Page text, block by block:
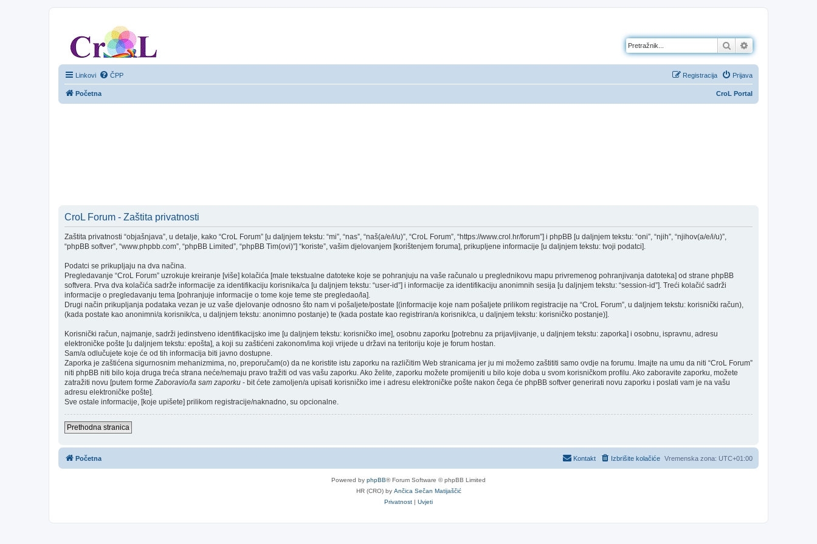
Pretražnik
Linkovi ČPP Prijava
Registracija
CroL Portal
Početna
CroL Forum - Zaštita privatnosti
Zaštita privatnosti “objašnjava”, u detalje, kako “CroL Forum” [u daljnjem tekstu: “mi”, “nas”, “naš(a/e/i/u)”, “CroL Forum”, “https://www.crol.hr/forum”] i phpBB [u daljnjem tekstu: “oni”, “njih”, “njihov(a/e/i/u)”,
“phpBB softver”, “www.phpbb.com”, “phpBB Limited”, “phpBB Tim(ovi)”] “koriste”, vašim djelovanjem [korištenjem foruma], prikupljene informacije [u daljnjem tekstu: tvoji podatci].
Podatci se prikupljaju na dva načina.
Pregledavanje “CroL Forum” uzrokuje kreiranje [više] kolačića [male tekstualne datoteke koje se pohranjuju na vaše računalo u preglednikovu mapu privremenog pohranjivanja datoteka] od strane phpBB
softvera. Prva dva kolačića sadrže informacije za identifikaciju korisnika/ca [u daljnjem tekstu: “user-id”] i informacije za identifikaciju anonimnih sesija [u daljnjem tekstu: “session-id”]. Treći kolačić sadrži
informacije o pregledavanju tema [pohranjuje informacije o tome koje teme ste pregledao/la].
Drugi način prikupljanja podataka vezan je uz vaše djelovanje odnosno što nam vi pošaljete/postate [(informacije koje nam pošaljete prilikom registracije na “CroL Forum”, u daljnjem tekstu: korisnički račun),
(kada postate kao anonimni/a korisnik/ca, u daljnjem tekstu: anonimno postanje) te (kada postate kao registriran/a korisnik/ca, u daljnjem tekstu: korisničko postanje)].
Korisnički račun, najmanje, sadrži jedinstveno identifikacijsko ime [u daljnjem tekstu: korisničko ime], osobnu zaporku [potrebnu za prijavljivanje, u daljnjem tekstu: zaporka] i osobnu, ispravnu, adresu
elektroničke pošte [u daljnjem tekstu: epošta], a koji su zaštićeni zakonom/ima koji vrijede u državi na teritoriju koje je forum hostan.
Sam/a odlučujete koje će od tih informacija biti javno dostupne.
Zaporka je zaštićena sigurnosnim mehanizmima, no, preporučam(o) da ne koristite istu zaporku na različitim Web stranicama jer ju mi možemo zaštititi samo ovdje na forumu. Imajte na umu da niti “CroL Forum”
niti phpBB niti bilo koja druga treća strana neće/nemaju pravo tražiti od vas vašu zaporku. Ako želite, zaporku možete promijeniti u bilo koje doba u svom korisničkom profilu. Ako zaboravite zaporku, možete
zatražiti novu [putem formeZaboravio/la sam zaporku - bit ćete zamoljen/a upisati korisničko ime i adresu elektroničke pošte nakon čega će phpBB softver generirati novu zaporku i poslati vam je na vašu
adresu elektroničke pošte].
Sve ostale informacije, [koje upišete] prilikom registracije/naknadno, su opcionalne.
Prethodna stranica
Početna Vremenska zona: UTC+01:00
Izbrišite kolačiće
Kontakt
Powered by phpBB® Forum Software © phpBB Limited
HR (CRO) by Ančica Sečan Matijaščić
Privatnost | Uvjeti